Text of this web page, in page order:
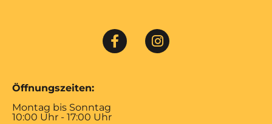
Öffnungszeiten:
Montag bis Sonntag
10:00 Uhr - 17:00 Uhr